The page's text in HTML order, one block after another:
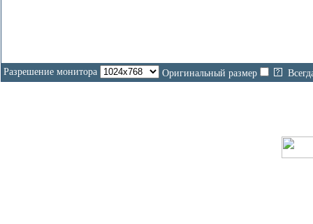
Разрешение монитора Оригинальный размер